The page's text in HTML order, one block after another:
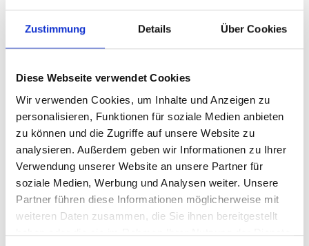
Zustimmung Details Über Cookies
Diese Webseite verwendet Cookies
Wir verwenden Cookies, um Inhalte und Anzeigen zu
personalisieren, Funktionen für soziale Medien anbieten
zu können und die Zugriffe auf unsere Website zu
analysieren. Außerdem geben wir Informationen zu Ihrer
Verwendung unserer Website an unsere Partner für
soziale Medien, Werbung und Analysen weiter. Unsere
Partner führen diese Informationen möglicherweise mit
weiteren Daten zusammen, die Sie ihnen bereitgestellt
haben oder die sie im Rahmen Ihrer Nutzung der Dienste
1333 CL9 (DDP2Gx4)
Produktnummer:
AD3B32GSR1333D9
Hersteller-Nr.:
M393B4G70BM0-CH9
Hersteller:
SAMSUNG
Verfügbarkeit:
Nicht lagernd
Lieferzeit:
Nicht mehr verfügbar
Preis auf Anfrage